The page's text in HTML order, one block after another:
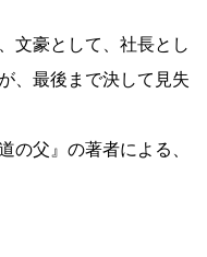
文豪として、社長とし
、最後まで決して見失
の父』の著者による、